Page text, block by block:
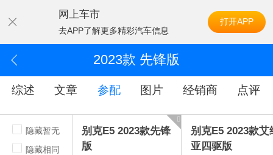
网上车市
去APP了解更多精彩汽车信息
打开APP
2023款 先锋版
综述 文章 参配 图片 经销商 点评
隐藏暂无
隐藏相同
别克E5 2023款先锋
版
别克E5 2023款艾
亚四驱版